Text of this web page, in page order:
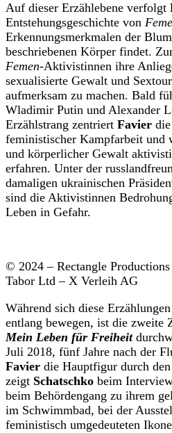
Auf dieser Erzählebene verfolgt
Entstehungsgeschichte von
Erkennungsmerkmalen der
beschriebenen Körper findet.
Femen-Aktivistinnen ihre
sexualisierte Gewalt und
aufmerksam zu machen. Bald
Wladimir Putin und Alexander
Erzählstrang zentriert Favier
feministischer Kampfarbeit und
und körperlicher Gewalt
erfahren. Unter der
damaligen ukrainischen
sind die Aktivistinnen
Leben in Gefahr.
© 2024 – Rectangle
Tabor Ltd – X Verleih AG
Während sich diese
entlang bewegen, ist die zweite
Mein Leben für Freiheit
Juli 2018, fünf Jahre nach der
Favier die Hauptfigur durch
zeigt Schatschko beim
beim Behördengang zu ihrem
im Schwimmbad, bei der
feministisch umgedeuteten